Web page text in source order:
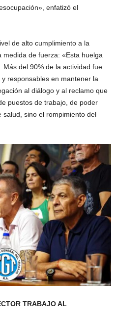
enfatizó el
de alto cumplimiento a la
de fuerza: «Esta huelga
del 90% de la actividad fue
responsables en mantener la
al diálogo y al reclamo que
puestos de trabajo, de poder
salud, sino el rompimiento del
TRABAJO AL